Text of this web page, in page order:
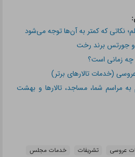
نکاتی که کمتر به آن‌ها توجه می‌شود
و جورتس برند رخت
چه زمانی است؟
(خدمات تالارهای برتر)
مراسم شما، مساجد، تالارها و بهشت
عروسی تشریفات خدمات مجلس